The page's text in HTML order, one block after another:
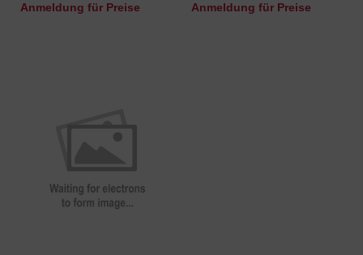
Anmeldung für Preise
Anmeldung für Preise